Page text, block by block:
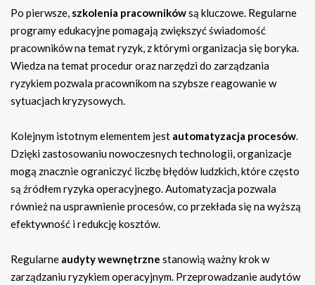
Po pierwsze, szkolenia pracownikówsą kluczowe. Regularne
programy edukacyjne pomagają zwiększyć świadomość
pracowników na temat ryzyk, z którymi organizacja się boryka.
Wiedza na temat procedur oraz narzędzi do zarządzania
ryzykiem pozwala pracownikom na szybsze reagowanie w
sytuacjach kryzysowych.
Kolejnym istotnym elementem jest automatyzacja procesów.
Dzięki zastosowaniu nowoczesnych technologii, organizacje
mogą znacznie ograniczyć liczbę błędów ludzkich, które często
są źródłem ryzyka operacyjnego. Automatyzacja pozwala
również na usprawnienie procesów, co przekłada się na wyższą
efektywność i redukcję kosztów.
Regularne audyty wewnętrzne stanowią ważny krok w
zarządzaniu ryzykiem operacyjnym. Przeprowadzanie audytów